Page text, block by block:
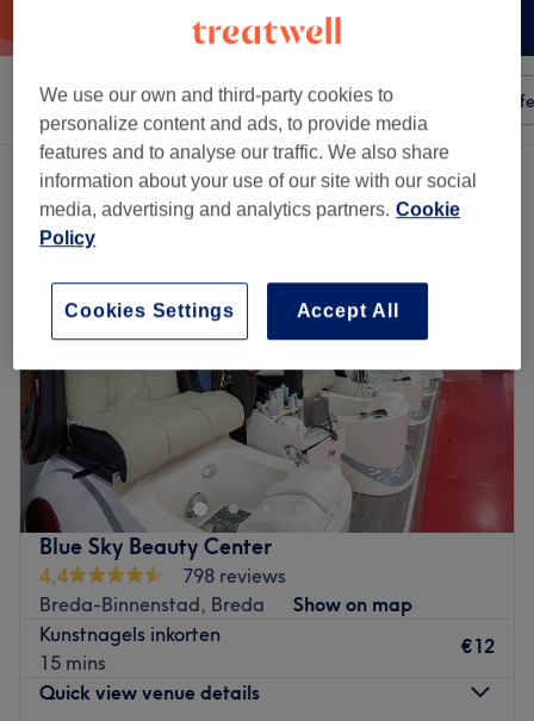
Sort by Any price Amenities Salons Express
2 venues offering:foot massage near Duivelsbruglaan, Breda
Blue Sky Beauty Center
4,4
798 reviews
Breda-Binnenstad, Breda
Show on map
Kunstnagels inkorten
15 mins
€12
Quick view venue details
We use our own and third-party cookies to
personalize content and ads, to provide media
features and to analyse our traffic. We also share
information about your use of our site with our social
media, advertising and analytics partners. Cookie
Policy
Accept All
Cookies Settings